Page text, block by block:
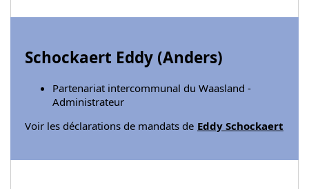
Schockaert Eddy (Anders)
Partenariat intercommunal du Waasland -
Administrateur
Voir les déclarations de mandats de Eddy Schockaert